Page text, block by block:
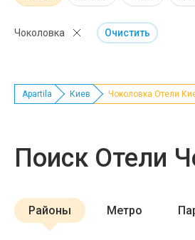
Чоколовка Очистить
Apartila Киев Чоколовка Отели
Поиск Отели
Районы Метро